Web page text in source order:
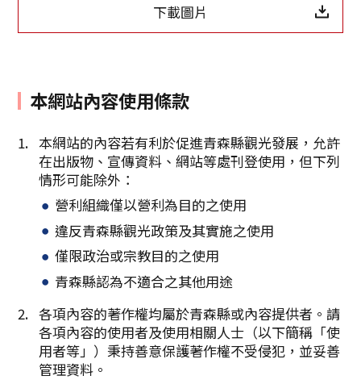
下載圖片
本網站內容使用條款
本網站的內容若有利於促進青森縣觀光發展，允許
在出版物、宣傳資料、網站等處刊登使用，但下列
情形可能除外：
營利組織僅以營利為目的之使用
違反青森縣觀光政策及其實施之使用
僅限政治或宗教目的之使用
青森縣認為不適合之其他用途
各項內容的著作權均屬於青森縣或內容提供者。請
各項內容的使用者及使用相關人士（以下簡稱「使
用者等」）秉持善意保護著作權不受侵犯，並妥善
管理資料。
Twitter分享
複製連結